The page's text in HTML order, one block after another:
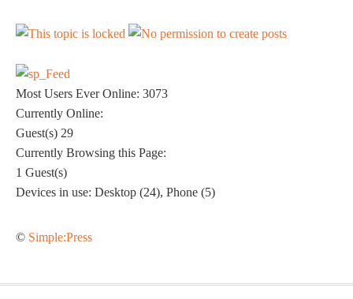
Most Users Ever Online: 3073
Currently Online:
Guest(s) 29
Currently Browsing this Page:
1 Guest(s)
Devices in use: Desktop (24), Phone (5)
© Simple:Press